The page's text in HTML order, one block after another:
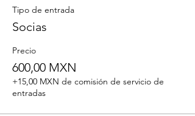
Tipo de entrada
Socias
Precio
600,00 MXN
+15,00 MXN de comisión de servicio de
entradas